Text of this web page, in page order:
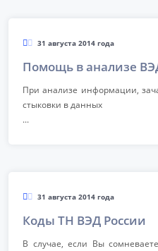
31 августа 2014 года
Помощь в анализе
При анализе информации,
стыковки в данных
...
31 августа 2014 года
Коды ТН ВЭД России
В случае, если Вы